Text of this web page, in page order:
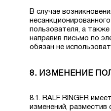
В случае
пользователя, а
направив письмо по
обязан не
8. ИЗМЕНЕНИЕ
8.1. RALF RINGER
изменений,